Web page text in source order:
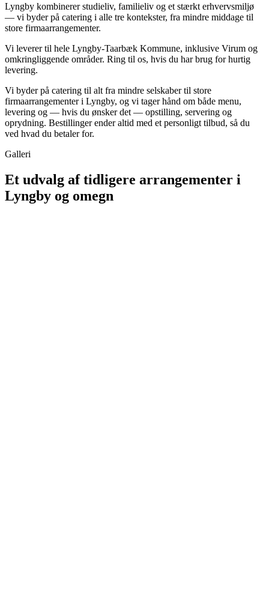
Lyngby kombinerer studieliv, familieliv og et stærkt erhvervsmiljø
— vi byder på catering i alle tre kontekster, fra mindre middage til
store firmaarrangementer.
Vi leverer til hele Lyngby-Taarbæk Kommune, inklusive Virum og
omkringliggende områder. Ring til os, hvis du har brug for hurtig
levering.
Vi byder på catering til alt fra mindre selskaber til store
firmaarrangementer i Lyngby, og vi tager hånd om både menu,
levering og — hvis du ønsker det — opstilling, servering og
oprydning. Bestillinger ender altid med et personligt tilbud, så du
ved hvad du betaler for.
Galleri
Et udvalg af tidligere arrangementer i
Lyngby og omegn